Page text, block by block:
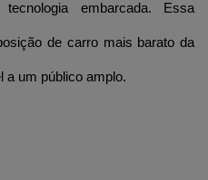
embarcada. Essa
de carro mais barato da
a um público amplo.